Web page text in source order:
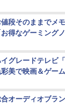
値段そのままでメ
お得なゲーミング
グレードテレビ
美で映画＆ゲー
オーディオブラ